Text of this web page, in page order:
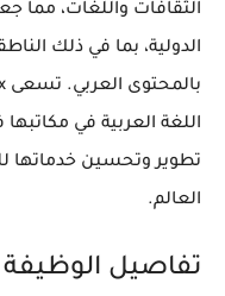
الثقافات واللغات، مما
الدولية، بما في ذلك
اللغة العربية في
تطوير وتحسين خدماتها
العالم.
تفاصيل